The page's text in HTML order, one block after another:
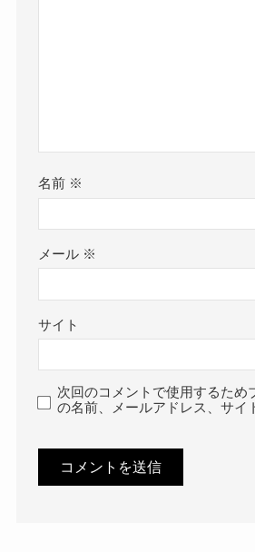
名前 ※
メール ※
サイト
次回のコメントで使用するため
の名前、メールアドレス、サイ